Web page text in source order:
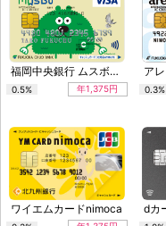
福岡中央銀行 ムスボカード
0.5% 年1,375円 0.3%
ワイエムカードnimoca